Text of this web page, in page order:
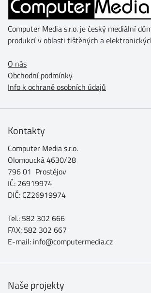
Computer Media s.r.o. je český mediální
produkcí v oblasti tištěných a
O nás
Obchodní podmínky
Info k ochraně osobních údajů
Kontakty
Computer Media s.r.o.
Olomoucká 4630/28
796 01 Prostějov
IČ: 26919974
DIČ: CZ26919974
Tel.: 582 302 666
FAX: 582 302 667
E-mail: info@computermedia.cz
Naše projekty